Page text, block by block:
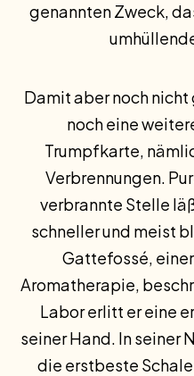
genannten Zweck,
Damit aber noch
noch eine
Trumpfkarte,
Verbrennungen.
verbrannte Stelle
schneller und meist
Gattefossé,
Aromatherapie,
Labor erlitt er eine
seiner Hand. In seiner
die erstbeste